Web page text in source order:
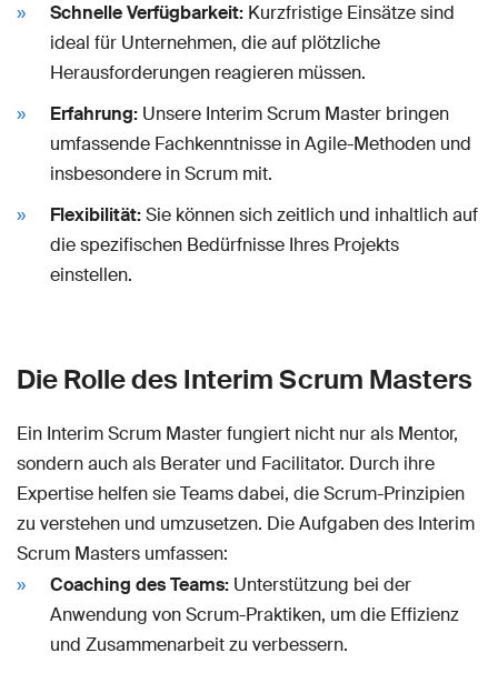
Schnelle Verfügbarkeit: Kurzfristige Einsätze sind
ideal für Unternehmen, die auf plötzliche
Herausforderungen reagieren müssen.
Erfahrung: Unsere Interim Scrum Master bringen
umfassende Fachkenntnisse in Agile-Methoden und
insbesondere in Scrum mit.
Flexibilität:Sie können sich zeitlich und inhaltlich auf
die spezifischen Bedürfnisse Ihres Projekts
einstellen.
Die Rolle des Interim Scrum Masters
Ein Interim Scrum Master fungiert nicht nur als Mentor,
sondern auch als Berater und Facilitator. Durch ihre
Expertise helfen sie Teams dabei, die Scrum-Prinzipien
zu verstehen und umzusetzen. Die Aufgaben des Interim
Scrum Masters umfassen:
Coaching des Teams: Unterstützung bei der
Anwendung von Scrum-Praktiken, um die Effizienz
und Zusammenarbeit zu verbessern.